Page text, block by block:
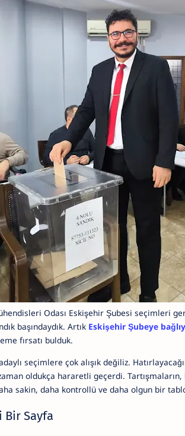
Odası Eskişehir Şubesi seçimleri
başındaydık. Artık Eskişehir Şubeye
fırsatı bulduk.
seçimlere çok alışık değiliz.
oldukça hararetli geçerdi.
sakin, daha kontrollü ve daha olgun bir
Bir Sayfa